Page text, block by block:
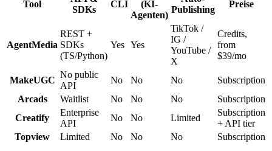
Tool
SDKs
CLI
(KI-
Agenten)
Publishing
Preise
AgentMedia
REST +
SDKs
(TS/Python)
Yes Yes
TikTok /
IG /
YouTube /
X
Credits,
from
$39/mo
MakeUGC
No public
API
No No No
Subscription
Arcads
Waitlist No No No
Subscription
Creatify
Enterprise
API
No No Limited
Subscription
+ API tier
Topview
Limited No No No Subscription